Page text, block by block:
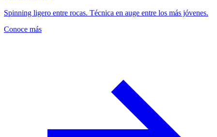
Spinning ligero entre rocas. Técnica en auge entre los más jóvenes.
Conoce más